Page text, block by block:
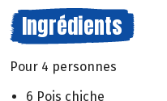
Ingrédients
Pour 4 personnes
6 Pois chiche